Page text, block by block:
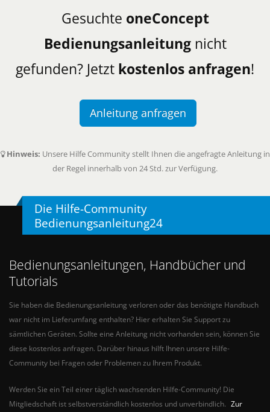
Gesuchte oneConcept
Bedienungsanleitungnicht
gefunden? Jetzt kostenlos anfragen!
Anleitung anfragen
Hinweis: Unsere Hilfe Community stellt Ihnen die angefragte Anleitung in
der Regel innerhalb von 24 Std. zur Verfügung.
Die Hilfe-Community
Bedienungsanleitung24
Bedienungsanleitungen, Handbücher und
Tutorials
Sie haben die Bedienungsanleitung verloren oder das benötigte Handbuch
war nicht im Lieferumfang enthalten? Hier erhalten Sie Support zu
sämtlichen Geräten. Sollte eine Anleitung nicht vorhanden sein, können Sie
diese kostenlos anfragen. Darüber hinaus hilft Ihnen unsere Hilfe-
Community bei Fragen oder Problemen zu Ihrem Produkt.
Werden Sie ein Teil einer täglich wachsenden Hilfe-Community! Die
Mitgliedschaft ist selbstverständlich kostenlos und unverbindlich. Zur